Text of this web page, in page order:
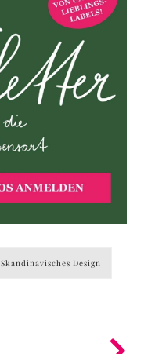
Skandinavisches Design